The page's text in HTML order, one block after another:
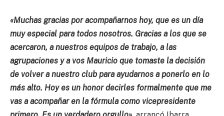
«Muchas gracias por acompañarnos hoy, que es un día
muy especial para todos nosotros. Gracias a los que se
acercaron, a nuestros equipos de trabajo, a las
agrupaciones y a vos Mauricio que tomaste la decisión
de volver a nuestro club para ayudarnos a ponerlo en lo
más alto. Hoy es un honor decirles formalmente que me
vas a acompañar en la fórmula como vicepresidente